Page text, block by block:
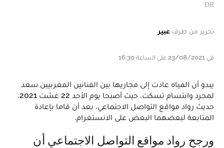
DR
تحرير من طرف عبير
في 23/08/2021 على الساعة 16:30
يبدو أن المياه عادت إلى مجاريها بين الفنانين المغربيين سعد
لمجرد وابتسام تسكت، حيث أصبحا يوم الأحد 22 غشت 2021،
حديث رواد مواقع التواصل الاجتماعي، بعد أن قاما بإعادة
المتابعة لبعضهما البعض على الانستغرام.
ورجح رواد مواقع التواصل الاجتماعي أن